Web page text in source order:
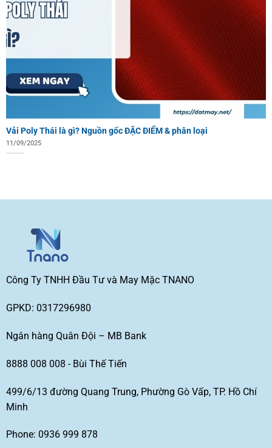
Vải Poly Thái là gì? Nguồn gốc ĐẶC ĐIỂM & phân loại
11/09/2025
Công Ty TNHH Đầu Tư và May Mặc TNANO
GPKD: 0317296980
Ngân hàng Quân Đội – MB Bank
8888 008 008 - Bùi Thế Tiến
499/6/13 đường Quang Trung, Phường Gò Vấp, TP. Hồ Chí
Minh
Phone: 0936 999 878